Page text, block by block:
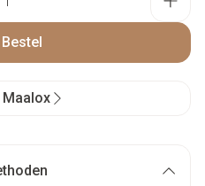
Bestel
Maalox